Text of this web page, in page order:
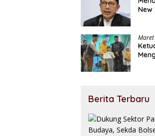
New
Berita Terbaru